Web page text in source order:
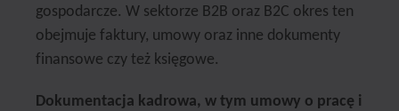
gospodarcze. W sektorze B2B oraz B2C okres ten
obejmuje faktury, umowy oraz inne dokumenty
finansowe czy też księgowe.
Dokumentacja kadrowa, w tym umowy o pracę i